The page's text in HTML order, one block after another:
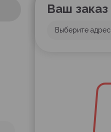
Ваш заказ
Выберите адрес